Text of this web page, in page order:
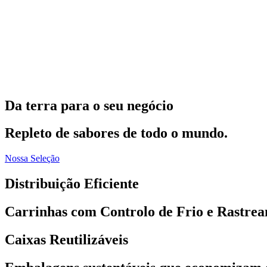
Da terra para o seu negócio
Repleto de sabores de todo o mundo.
Nossa Seleção
Distribuição Eficiente
Carrinhas com Controlo de Frio e
Caixas Reutilizáveis